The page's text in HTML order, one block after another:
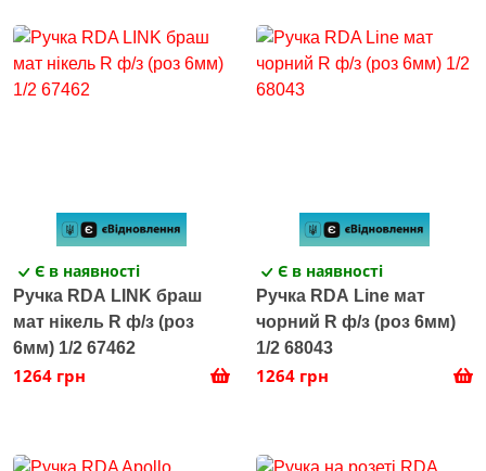
Є в наявності
Ручка RDA LINK браш
мат нікель R ф/з (роз
6мм) 1/2 67462
1264 грн
Є в наявності
Ручка RDA Line мат
чорний R ф/з (роз 6мм)
1/2 68043
1264 грн